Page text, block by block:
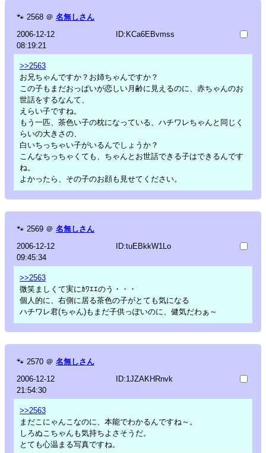
🐾 2568 ＠ 名無しさん
2006-12-12
08:19:21
ID:KCa6EBvmss
>>2563
お兄ちゃんですか？お姉ちゃんですか？
この子もまだおっぱいが恋しい月齢に見えるのに、赤ちゃんのお
世話をするなんて、
えらい子ですね。
もう一匹、茶色い子の枕になっている、ハチワレちゃんと同じく
らいの大きさの、
白いちっちゃい子がいるんでしょうか？
こんなちっちゃくても、ちゃんとお世話できる子はできるんです
ね。
よかったら、その子のお顔も見せてください。
🐾 2569 ＠ 名無しさん
2006-12-12
09:45:34
ID:tuEBkkW1Lo
>>2563
微笑ましくて実にｶﾜｴｴのう・・・
個人的に、右側に居る茶色の子がとても気になる
ハチワレ君(ちゃん)もまだ子供っぽいのに、健気だわぁ～
🐾 2570 ＠ 名無しさん
2006-12-12
21:54:30
ID:1JZAKHRnvk
>>2563
まだこにゃんこなのに、本能でわかるんですね～。
しろぬこちゃんも気持ちよさそうだ。
とても心温まる写真ですね。